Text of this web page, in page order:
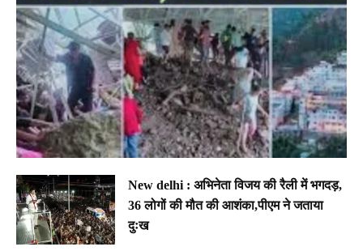
New delhi : अभिनेता विजय की रैली में भगदड़,
36 लोगों की मौत की आशंका,पीएम ने जताया
दुःख